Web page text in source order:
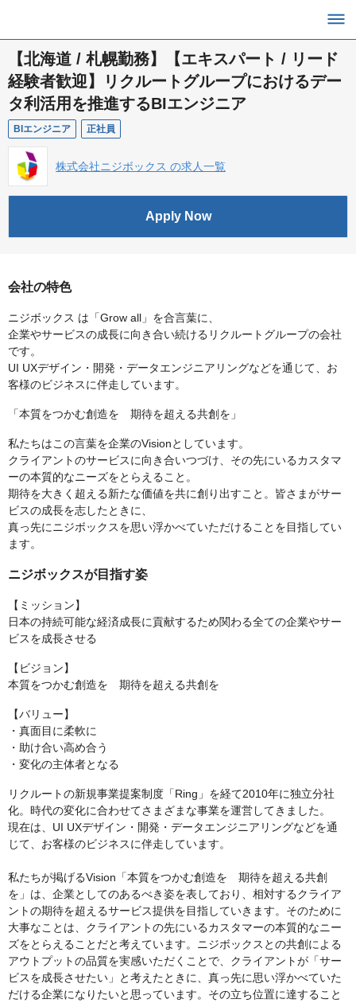
【北海道 / 札幌勤務】【エキスパート / リード
経験者歓迎】リクルートグループにおけるデー
タ利活用を推進するBIエンジニア
BIエンジニア 正社員
株式会社ニジボックス の求人一覧
Apply Now
会社の特色
ニジボックス は「Grow all」を合言葉に、
企業やサービスの成長に向き合い続けるリクルートグループの会社
です。
UI UXデザイン・開発・データエンジニアリングなどを通じて、お
客様のビジネスに伴走しています。
「本質をつかむ創造を 期待を超える共創を」
私たちはこの言葉を企業のVisionとしています。
クライアントのサービスに向き合いつづけ、その先にいるカスタマ
ーの本質的なニーズをとらえること。
期待を大きく超える新たな価値を共に創り出すこと。皆さまがサー
ビスの成長を志したときに、
真っ先にニジボックスを思い浮かべていただけることを目指してい
ます。
ニジボックスが目指す姿
【ミッション】
⽇本の持続可能な経済成⻑に貢献するため関わる全ての企業やサー
ビスを成⻑させる
【ビジョン】
本質をつかむ創造を 期待を超える共創を
【バリュー】
・真面目に柔軟に
・助け合い高め合う
・変化の主体者となる
リクルートの新規事業提案制度「Ring」を経て2010年に独立分社
化。時代の変化に合わせてさまざまな事業を運営してきました。
現在は、UI UXデザイン・開発・データエンジニアリングなどを通
じて、お客様のビジネスに伴走しています。
私たちが掲げるVision「本質をつかむ創造を 期待を超える共創
を」は、企業としてのあるべき姿を表しており、相対するクライア
ントの期待を超えるサービス提供を目指していきます。そのために
大事なことは、クライアントの先にいるカスタマーの本質的なニー
ズをとらえることだと考えています。ニジボックスとの共創による
アウトプットの品質を実感いただくことで、クライアントが「サー
ビスを成長させたい」と考えたときに、真っ先に思い浮かべていた
だける企業になりたいと思っています。その立ち位置に達すること